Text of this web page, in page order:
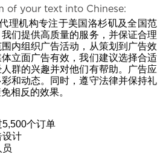
of your text into Chinese:
理机构专注于美国洛杉矶及全国范
们提供高质量的服务，并保证合理
内组织广告活动，从策划到广告效
立面广告有效，我们建议选择合适
群的兴趣并对他们有帮助。广告应
和动态。同时，遵守法律并保持礼
相反的效果。
个订单
设计
员